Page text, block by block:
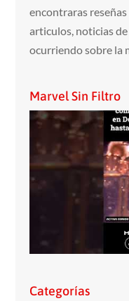
encontraras
articulos, noticias
ocurriendo sobre la
Marvel Sin Filtro
Categorías